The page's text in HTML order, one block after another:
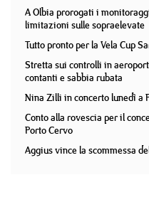
A Olbia prorogati i
limitazioni sulle sopraelevate
Tutto pronto per la Vela Cup
Stretta sui controlli in
contanti e sabbia rubata
Nina Zilli in concerto lunedì a
Conto alla rovescia per il
Porto Cervo
Aggius vince la scommessa